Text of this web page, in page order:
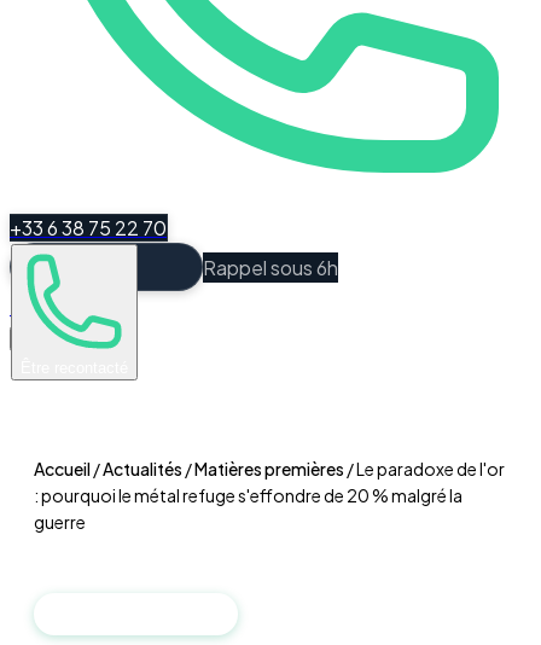
+33 6 38 75 22 70
Rappel sous 6h
Espace Client
Accueil/Actualités /Matières premières /Le paradoxe de l'or
: pourquoi le métal refuge s'effondre de 20 % malgré la
guerre